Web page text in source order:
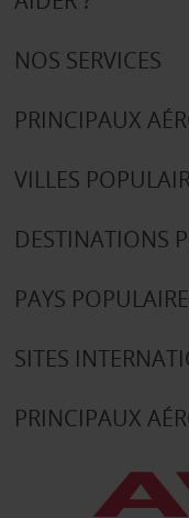
NOS SERVICES
PRINCIPAUX
VILLES
DESTINATIONS
PAYS
SITES
PRINCIPAUX